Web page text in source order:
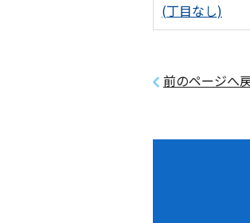
(丁目なし)
前のページへ